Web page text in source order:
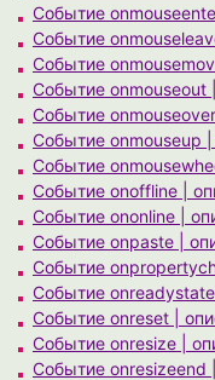
Событие
Событие
Событие
Событие
Событие
Событие onmouseup
Событие
Событие onoffline |
Событие ononline |
Событие onpaste |
Событие
Событие
Событие onreset |
Событие onresize |
Событие